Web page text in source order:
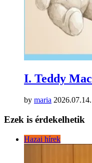
I. Teddy
by maria 2026.07.14.
Ezek is érdekelhetik
Hazai hírek